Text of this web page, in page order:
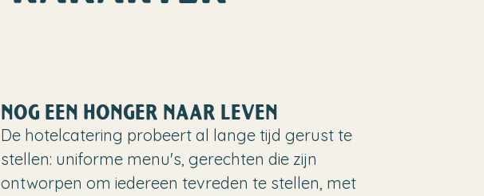
NOG EEN HONGER NAAR LEVEN
De hotelcatering probeert al lange tijd gerust te
stellen: uniforme menu's, gerechten die zijn
ontworpen om iedereen tevreden te stellen, met